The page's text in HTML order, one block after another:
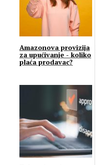
Amazonova provizija
za upućivanje - koliko
plaća prodavac?